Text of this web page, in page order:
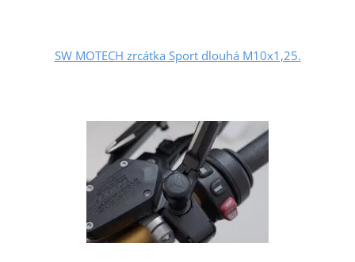
SW MOTECH zrcátka Sport dlouhá M10x1,25.